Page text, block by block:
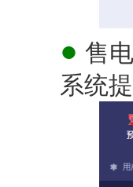
● 售
系统